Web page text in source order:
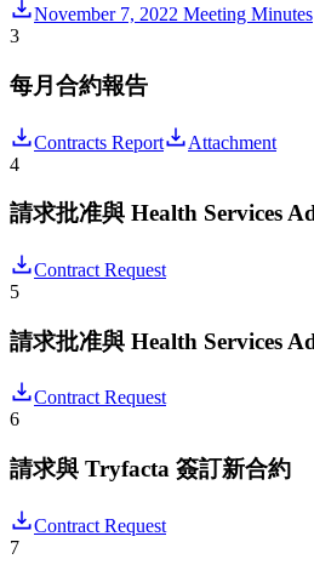
November 7, 2022 Meeting Minutes
3
每月合約報告
Contracts Report
Attachment
4
請求批准與 Health Services
Contract Request
5
請求批准與 Health Services
Contract Request
6
請求與 Tryfacta 簽訂新合約
Contract Request
7